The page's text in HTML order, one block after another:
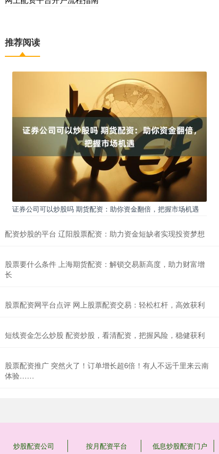
推荐阅读
证券公司可以炒股吗 期货配资：助你资金翻倍，把握市场机遇
配资炒股的平台 辽阳股票配资：助力资金短缺者实现投资梦想
股票要什么条件 上海期货配资：解锁交易新高度，助力财富增
长
股票配资网平台点评 网上股票配资交易：轻松杠杆，高效获利
短线资金怎么炒股 配资炒股，看清配资，把握风险，稳健获利
股票配资推广 突然火了！订单增长超6倍！有人不远千里来云南
体验……
炒股配资公司 按月配资平台 低息炒股配资门户